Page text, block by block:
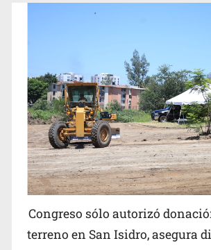
Congreso sólo autorizó
terreno en San Isidro, asegura